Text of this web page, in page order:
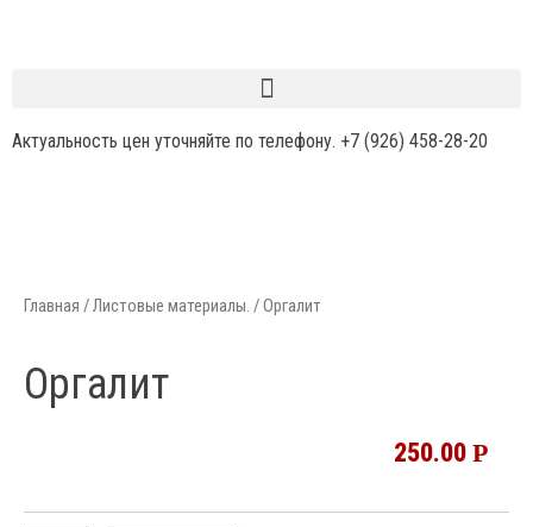
Актуальность цен уточняйте по телефону. +7 (926) 458-28-20
Главная /Листовые материалы. / Оргалит
Оргалит
250.00 Р